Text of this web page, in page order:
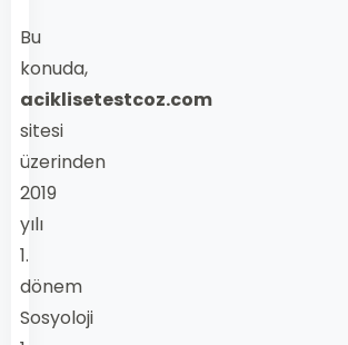
Bu
konuda,
aciklisetestcoz.com
sitesi
üzerinden
2019
yılı
1.
dönem
Sosyoloji